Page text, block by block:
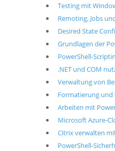
Testing mit
Remoting, Jobs
Desired State
Grundlagen der
PowerShell-
.NET und COM
Verwaltung von
Formatierung und
Arbeiten mit
Microsoft Azure-
Citrix verwalten
PowerShell-